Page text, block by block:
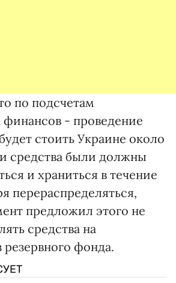
по подсчетам
- проведение
стоить Украине около
средства были должны
и храниться в течение
перераспределяться,
предложил этого не
средства на
резервного фонда.